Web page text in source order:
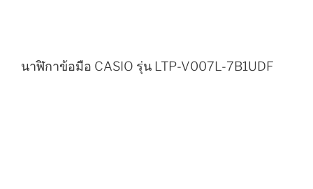
นาฬิกาข้อมือ CASIO รุ่น LTP-V007L-7B1UDF